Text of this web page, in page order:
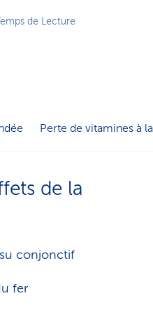
de Lecture
Perte de vitamines à
de la
conjonctif
fer